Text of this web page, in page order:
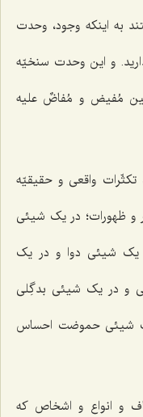
به اینکه وجود، وحدت
و این وحدت سنخیّه
مُفیض و مُفاضٌ علیه
تکثّرات واقعی و حقیقیّه
و ظهورات؛ در یک شیئی
یک شیئی دوا و در یک
و در یک شیئی بدگِلی
شیئی حموضت احساس
و انواع و اشخاص که